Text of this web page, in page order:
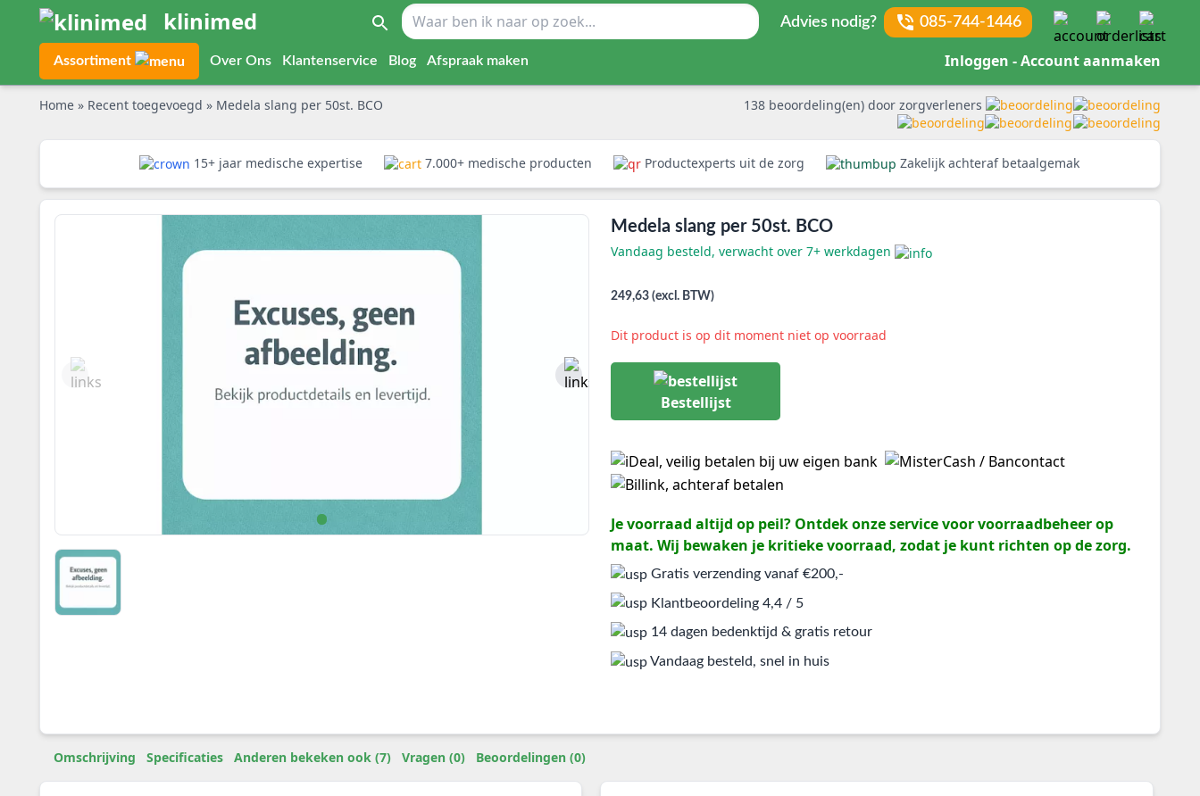
klinimed Advies nodig? 085-744-1446
Assortiment Over Ons Klantenservice Blog Afspraak maken Inloggen - Account aanmaken
Home » Recent toegevoegd » Medela slang per 50st. BCO 138 beoordeling(en) door zorgverleners
15+ jaar medische expertise 7.000+ medische producten Productexperts uit de zorg Zakelijk achteraf betaalgemak
Medela slang per 50st. BCO
Vandaag besteld, verwacht over 7+ werkdagen
249,63 (excl. BTW)
Dit product is op dit moment niet op voorraad
Bestellijst
Je voorraad altijd op peil? Ontdek onze service voor voorraadbeheer op
maat. Wij bewaken je kritieke voorraad, zodat je kunt richten op de zorg.
Gratis verzending vanaf €200,-
Klantbeoordeling 4,4 / 5
14 dagen bedenktijd & gratis retour
Vandaag besteld, snel in huis
Omschrijving Specificaties Anderen bekeken ook (7) Vragen (0) Beoordelingen (0)